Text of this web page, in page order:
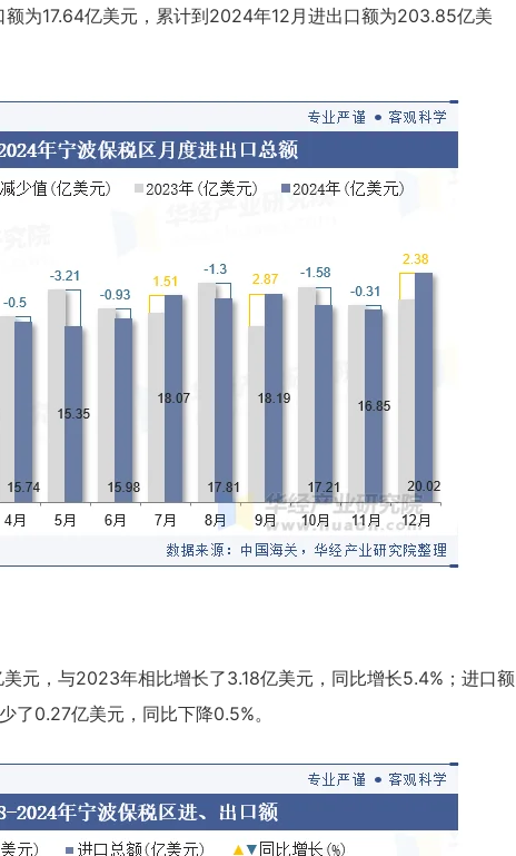
为17.64亿美元，累计到2024年12月进出口额为203.85亿美
元，与2023年相比增长了3.18亿美元，同比增长5.4%；进口额
0.27亿美元，同比下降0.5%。